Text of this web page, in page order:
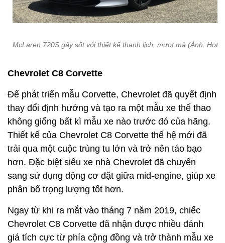
McLaren 720S gây sốt với thiết kế thanh lịch, mượt mà (Ảnh: Hot
Chevrolet C8 Corvette
Để phát triển mẫu Corvette, Chevrolet đã quyết định
thay đổi định hướng và tạo ra một mẫu xe thể thao
không giống bất kì mẫu xe nào trước đó của hãng.
Thiết kế của Chevrolet C8 Corvette thế hệ mới đã
trải qua một cuộc trùng tu lớn và trở nên táo bạo
hơn. Đặc biệt siêu xe nhà Chevrolet đã chuyển
sang sử dụng động cơ đặt giữa mid-engine, giúp xe
phân bổ trọng lượng tốt hơn.
Ngay từ khi ra mắt vào tháng 7 năm 2019, chiếc
Chevrolet C8 Corvette đã nhận được nhiều đánh
giá tích cực từ phía cộng đồng và trở thành mẫu xe